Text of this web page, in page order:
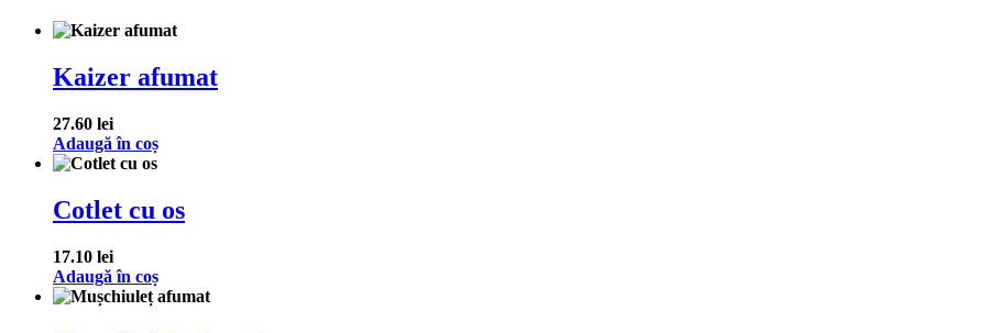
Kaizer afumat
27.60 lei
Adaugă în coș
Cotlet cu os
17.10 lei
Adaugă în coș